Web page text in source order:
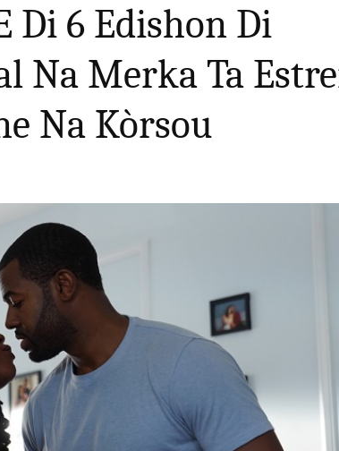
Di 6 Edishon Di
Na Merka Ta
Na Kòrsou